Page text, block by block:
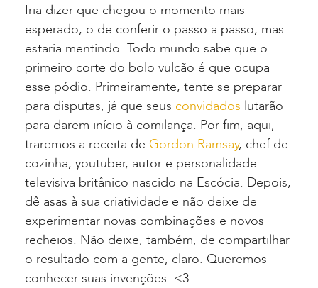
Iria dizer que chegou o momento mais
esperado, o de conferir o passo a passo, mas
estaria mentindo. Todo mundo sabe que o
primeiro corte do bolo vulcão é que ocupa
esse pódio. Primeiramente, tente se preparar
para disputas, já que seus convidados lutarão
para darem início à comilança. Por fim, aqui,
traremos a receita de Gordon Ramsay, chef de
cozinha, youtuber, autor e personalidade
televisiva britânico nascido na Escócia. Depois,
dê asas à sua criatividade e não deixe de
experimentar novas combinações e novos
recheios. Não deixe, também, de compartilhar
o resultado com a gente, claro. Queremos
conhecer suas invenções. <3